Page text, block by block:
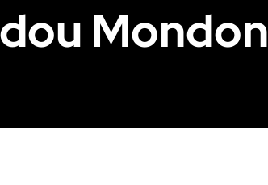
Mondon